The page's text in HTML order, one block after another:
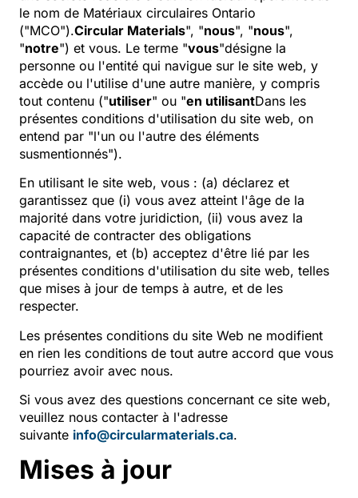
le nom de Matériaux circulaires Ontario
("MCO").Circular Materials", "nous", "nous",
"notre") et vous. Le terme "vous"désigne la
personne ou l'entité qui navigue sur le site web, y
accède ou l'utilise d'une autre manière, y compris
tout contenu ("utiliser" ou "en utilisantDans les
présentes conditions d'utilisation du site web, on
entend par "l'un ou l'autre des éléments
susmentionnés").
En utilisant le site web, vous : (a) déclarez et
garantissez que (i) vous avez atteint l'âge de la
majorité dans votre juridiction, (ii) vous avez la
capacité de contracter des obligations
contraignantes, et (b) acceptez d'être lié par les
présentes conditions d'utilisation du site web, telles
que mises à jour de temps à autre, et de les
respecter.
Les présentes conditions du site Web ne modifient
en rien les conditions de tout autre accord que vous
pourriez avoir avec nous.
Si vous avez des questions concernant ce site web,
veuillez nous contacter à l'adresse
suivante info@circularmaterials.ca.
Mises à jour